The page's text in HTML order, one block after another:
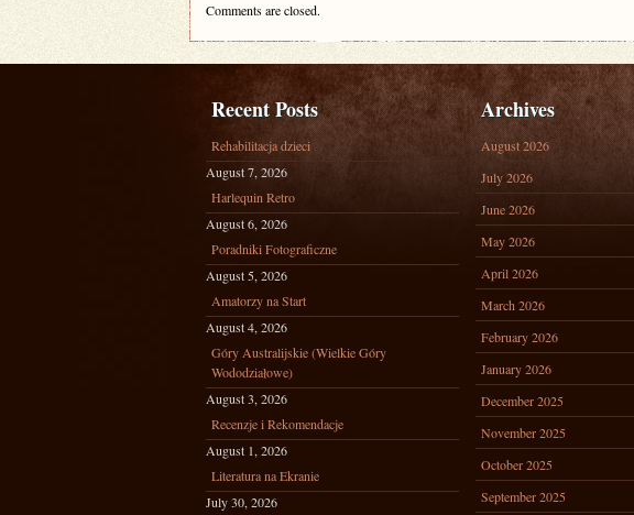
Comments are closed.
Recent Posts
Rehabilitacja dzieci
August 7, 2026
Harlequin Retro
August 6, 2026
Poradniki Fotograficzne
August 5, 2026
Amatorzy na Start
August 4, 2026
Góry Australijskie (Wielkie Góry
Wododziałowe)
August 3, 2026
Recenzje i Rekomendacje
August 1, 2026
Literatura na Ekranie
July 30, 2026
Archives
August 2026
July 2026
June 2026
May 2026
April 2026
March 2026
February 2026
January 2026
December 2025
November 2025
October 2025
September 2025